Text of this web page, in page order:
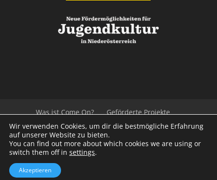
Was ist Come On?
Geförderte Projekte
Der Beirat
Impressum/Datenschutz
Links
Presse
© 2020Kulturvernetzung Niederösterreich
Wir verwenden Cookies, um dir die bestmögliche Erfahrung
auf unserer Website zu bieten.
You can find out more about which cookies we are using or
switch them off in settings.
Akzeptieren